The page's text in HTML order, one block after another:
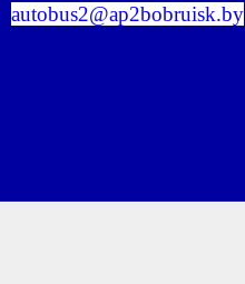
autobus2@ap2bobruisk.by